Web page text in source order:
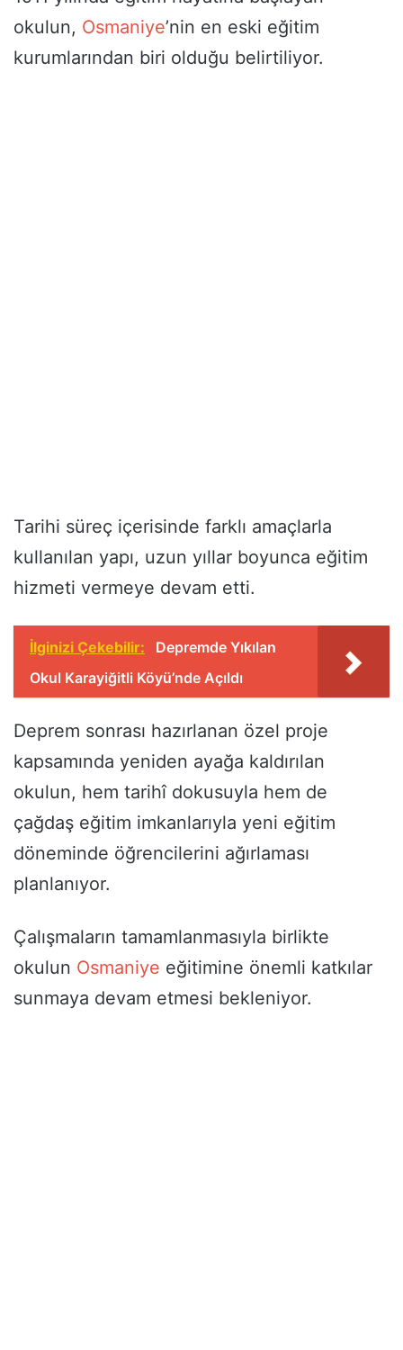
okulun, Osmaniye’nin en eski eğitim
kurumlarından biri olduğu belirtiliyor.
Tarihi süreç içerisinde farklı amaçlarla
kullanılan yapı, uzun yıllar boyunca eğitim
hizmeti vermeye devam etti.
İlginizi Çekebilir:
Depremde Yıkılan
Okul Karayiğitli Köyü’nde Açıldı
Deprem sonrası hazırlanan özel proje
kapsamında yeniden ayağa kaldırılan
okulun, hem tarihî dokusuyla hem de
çağdaş eğitim imkanlarıyla yeni eğitim
döneminde öğrencilerini ağırlaması
planlanıyor.
Çalışmaların tamamlanmasıyla birlikte
okulun Osmaniye eğitimine önemli katkılar
sunmaya devam etmesi bekleniyor.